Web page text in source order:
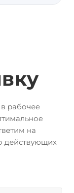
рабочее
на
действующих